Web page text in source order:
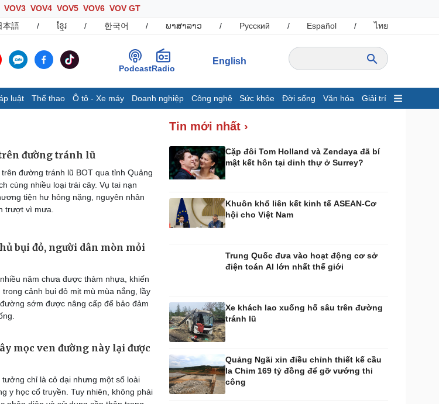
VOV3 VOV4 VOV5 VOV6 VOV GT
本語 / ខ្មែរ / 한국어 / ພາສາລາວ / Русский / Español / ไทย
PodcastRadio
English
luật Thể thao Ô tô - Xe máy Doanh nghiệp Công nghệ Sức khỏe Đời sống Văn hóa Giải trí
Video
Infographic
Kinh tế
Khởi nghiệp
Tiêu dùng
Tỷ giá
Doanh nghiệp 24h
Công nghệ
Chuyển đổi số
Sức khỏe
Sản phụ khoa
Nhi khoa
Phòng mạch online
Du lịch
check-in
Quân sự - Quốc phòng
Vũ khí
Việt Nam
Phân tích
đường tránh lũ
đường tránh lũ BOT qua tỉnh Quảng
cùng nhiều loại trái cây. Vụ tai nạn
tiện hư hỏng nặng, nguyên nhân
trượt vì mưa.
bụi đỏ, người dân mòn mỏi
năm chưa được thảm nhựa, khiến
cảnh bụi đỏ mịt mù mùa nắng, lầy
sớm được nâng cấp để bảo đảm
mọc ven đường này lại được
chỉ là cỏ dại nhưng một số loài
y học cổ truyền. Tuy nhiên, không phải
Tin mới nhất ›
Cặp đôi Tom Holland và Zendaya đã bí
mật kết hôn tại dinh thự ở Surrey?
Khuôn khổ liên kết kinh tế ASEAN-Cơ
hội cho Việt Nam
Trung Quốc đưa vào hoạt động cơ sở
điện toán AI lớn nhất thế giới
Xe khách lao xuống hố sâu trên đường
tránh lũ
Quảng Ngãi xin điều chỉnh thiết kế cầu
Ia Chim 169 tỷ đồng để gỡ vướng thi
công